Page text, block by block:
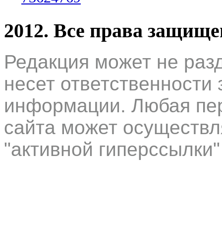
2012. Все права
Редакция может не
несет
информации. Любая
сайта может
"активной